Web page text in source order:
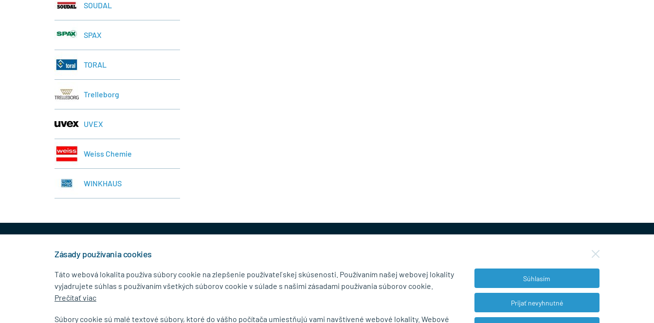
SOUDAL
SPAX
TORAL
Trelleborg
UVEX
Weiss Chemie
WINKHAUS
KONTAKTNÉ ÚDAJE
MB.Kovanie
O Spoločnosti Doručenie a osobný odber
NEWSLETTER
Zásady používania cookies
Táto webová lokalita používa súbory cookie na zlepšenie používateľskej skúsenosti. Používaním našej webovej lokality
vyjadrujete súhlas s používaním všetkých súborov cookie v súlade s našimi zásadami používania súborov cookie.
Prečítať viac
Súbory cookie sú malé textové súbory, ktoré do vášho počítača umiestňujú vami navštívené webové lokality. Webové
Súhlasím
Prijať nevyhnutné